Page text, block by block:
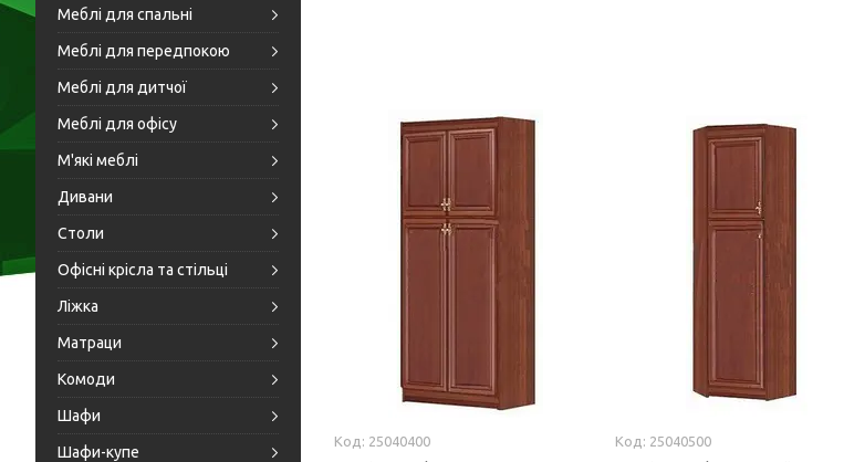
Меблі для спальні
Меблі для передпокою
Меблі для дитчої
Меблі для офісу
М'які меблі
Дивани
Столи
Офісні крісла та стільці
Ліжка
Матраци
Комоди
Шафи
Шафи-купе
25040400 25040500